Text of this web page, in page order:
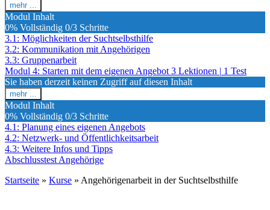
mehr ...
Modul
3:
Arbeit
mit
Angehörigen
in
der
Suchtselbsthilfe
Modul Inhalt
0% Vollständig 0/3 Schritte
3.1: Möglichkeiten der Suchtselbsthilfe
3.2: Kommunikation mit Angehörigen
3.3: Gruppenarbeit
Modul 4: Starten mit dem eigenen Angebot 3 Lektionen | 1 Test
Sie haben derzeit keinen Zugriff auf diesen Inhalt
mehr ...
Modul
4:
Starten
mit
dem
eigenen
Angebot
Modul Inhalt
0% Vollständig 0/3 Schritte
4.1: Planung eines eigenen Angebots
4.2: Netzwerk- und Öffentlichkeitsarbeit
4.3: Weitere Infos und Tipps
Abschlusstest Angehörige
Startseite » Kurse » Angehörigenarbeit in der Suchtselbsthilfe